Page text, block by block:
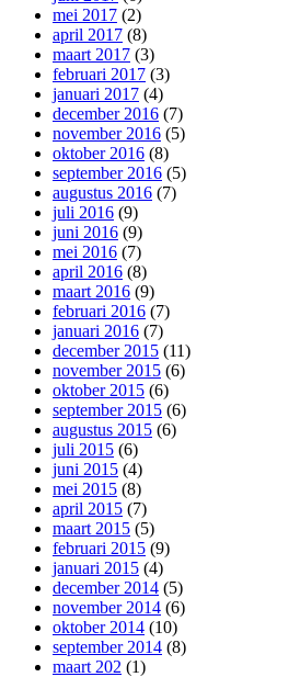
mei 2017 (2)
april 2017 (8)
maart 2017 (3)
februari 2017 (3)
januari 2017 (4)
december 2016 (7)
november 2016 (5)
oktober 2016 (8)
september 2016 (5)
augustus 2016 (7)
juli 2016 (9)
juni 2016 (9)
mei 2016 (7)
april 2016 (8)
maart 2016 (9)
februari 2016 (7)
januari 2016 (7)
december 2015 (11)
november 2015 (6)
oktober 2015 (6)
september 2015 (6)
augustus 2015 (6)
juli 2015 (6)
juni 2015 (4)
mei 2015 (8)
april 2015 (7)
maart 2015 (5)
februari 2015 (9)
januari 2015 (4)
december 2014 (5)
november 2014 (6)
oktober 2014 (10)
september 2014 (8)
maart 202 (1)